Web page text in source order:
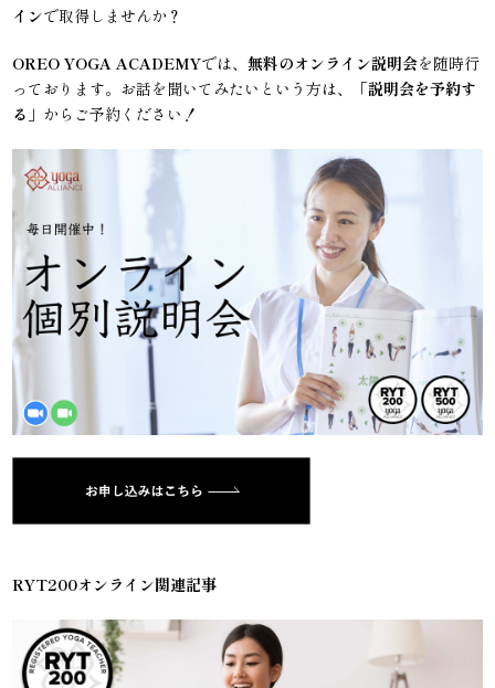
インで取得しませんか？
OREO YOGA ACADEMYでは、無料のオンライン説明会を随時行
っております。お話を聞いてみたいという方は、「説明会を予約す
る 」からご予約ください！
RYT200オンライン関連記事